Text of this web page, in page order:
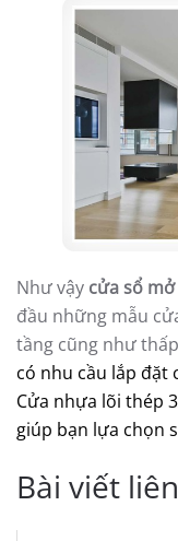
Như vậy cửa sổ
đầu những mẫu
tầng cũng như
có nhu cầu lắp đặt
Cửa nhựa lõi thép
giúp bạn lựa chọn
Bài viết